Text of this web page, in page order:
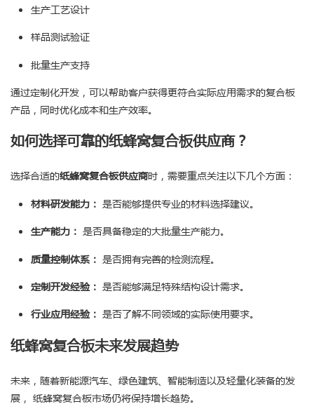
生产工艺设计
样品测试验证
批量生产支持
通过定制化开发，可以帮助客户获得更符合实际应用需求的复合板
产品，同时优化成本和生产效率。
如何选择可靠的纸蜂窝复合板供应商？
选择合适的纸蜂窝复合板供应商时，需要重点关注以下几个方面：
材料研发能力： 是否能够提供专业的材料选择建议。
生产能力： 是否具备稳定的大批量生产能力。
质量控制体系： 是否拥有完善的检测流程。
定制开发经验： 是否能够满足特殊结构设计需求。
行业应用经验： 是否了解不同领域的实际使用要求。
纸蜂窝复合板未来发展趋势
未来，随着新能源汽车、绿色建筑、智能制造以及轻量化装备的发
展， 纸蜂窝复合板市场仍将保持增长趋势。